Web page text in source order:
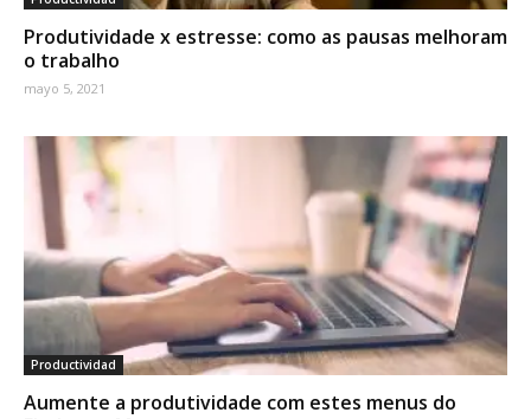
Produtividade x estresse: como as pausas melhoram
o trabalho
mayo 5, 2021
Productividad
Aumente a produtividade com estes menus do